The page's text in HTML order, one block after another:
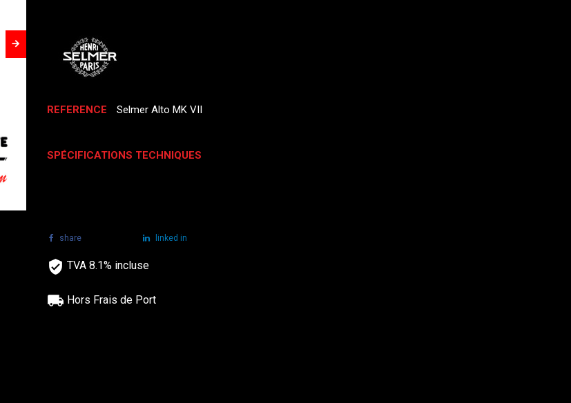
REFERENCE Selmer Alto MK VII
SPÉCIFICATIONS TECHNIQUES
share linked in
TVA 8.1% incluse
Hors Frais de Port